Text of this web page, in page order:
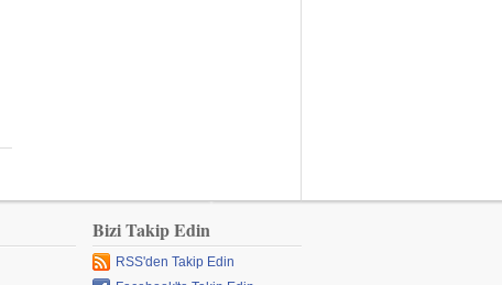
Bizi Takip Edin
RSS'den Takip Edin